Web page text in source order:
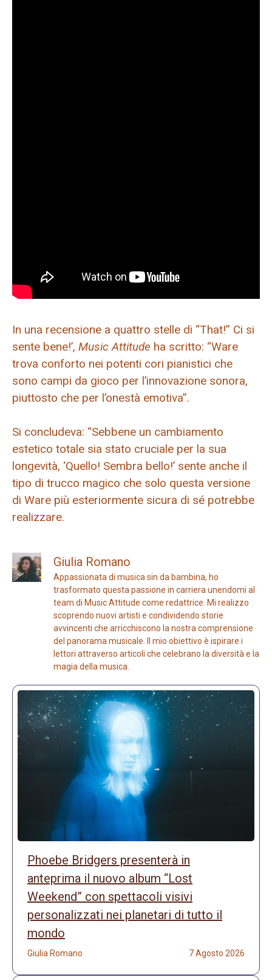
In una recensione a quattro stelle di “That!” Ci si
sente bene!’, Music Attitude ha scritto: “Ware
trova conforto nei potenti cori pianistici che
sono campi da gioco per l’innovazione sonora,
piuttosto che per l’onestà emotiva”.
Si concludeva: “Sebbene un cambiamento
estetico totale sia stato cruciale per la sua
longevità, ‘Quello! Sembra bello!’ sente anche il
tipo di trucco magico che solo questa versione
di Ware più esteriormente sicura di sé potrebbe
realizzare.
Giulia Romano
Appassionata di musica sin da bambina, ho
trasformato questa passione in carriera unendomi al
team di Music Attitude come redattrice. Mi realizzo
scoprendo nuovi artisti e condividendo storie
avvincenti che arricchiscono la nostra comprensione
del panorama musicale. Il mio obiettivo è ispirare i
lettori attraverso articoli che celebrano la diversità e la
magia della musica.
Phoebe Bridgers presenterà in
anteprima il nuovo album “Lost
Weekend” con spettacoli visivi
personalizzati nei planetari di tutto il
mondo
Giulia Romano 7 Agosto 2026